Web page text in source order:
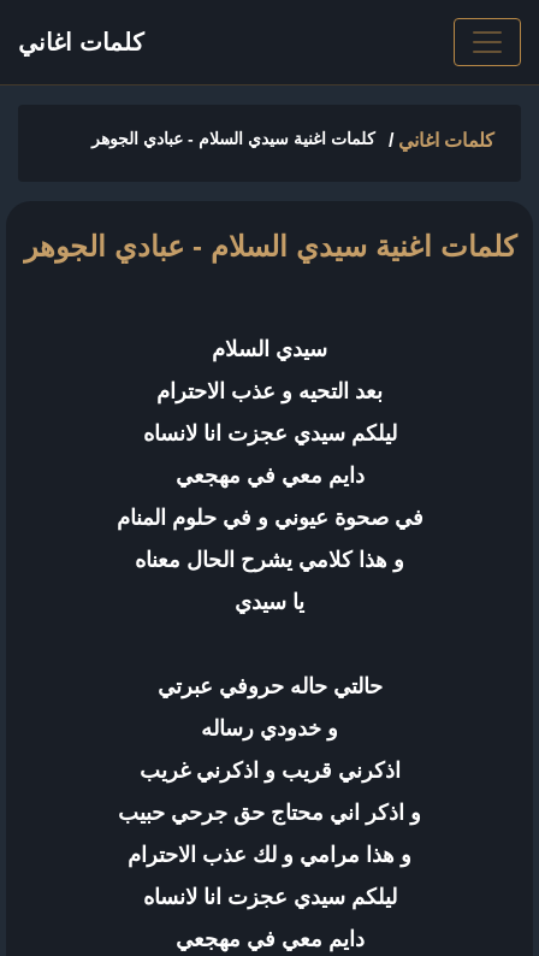
كلمات اغاني
كلمات اغاني/ كلمات اغنية سيدي السلام - عبادي الجوهر
كلمات اغنية سيدي السلام - عبادي الجوهر
سيدي السلام
بعد التحيه و عذب الاحترام
ليلكم سيدي عجزت انا لانساه
دايم معي في مهجعي
في صحوة عيوني و في حلوم المنام
و هذا كلامي يشرح الحال معناه
يا سيدي
حالتي حاله حروفي عبرتي
و خدودي رساله
اذكرني قريب و اذكرني غريب
و اذكر اني محتاج حق جرحي حبيب
و هذا مرامي و لك عذب الاحترام
ليلكم سيدي عجزت انا لانساه
دايم معي في مهجعي